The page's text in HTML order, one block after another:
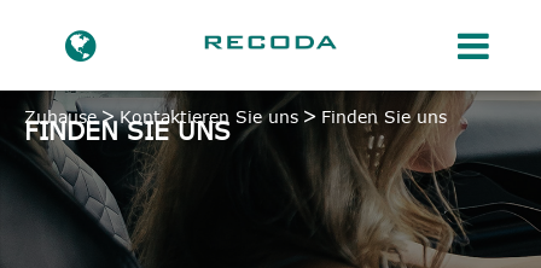
Zuhause Kontaktieren Sie uns Finden Sie uns
FINDEN SIE UNS